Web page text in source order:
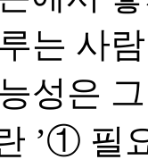
는 사
성은
’① 필